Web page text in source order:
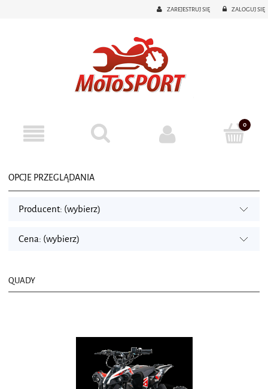
ZAREJESTRUJ SIĘ ZALOGUJ SIĘ
OPCJE PRZEGLĄDANIA
Producent: (wybierz)
Cena: (wybierz)
QUADY